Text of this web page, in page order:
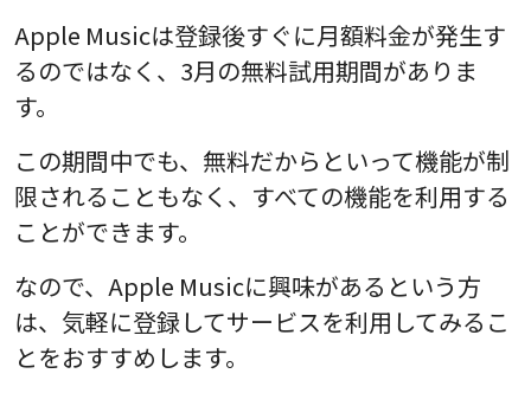
Apple Musicは登録後すぐに月額料金が発生す
るのではなく、3月の無料試用期間がありま
す。
この期間中でも、無料だからといって機能が制
限されることもなく、すべての機能を利用する
ことができます。
なので、Apple Musicに興味があるという方
は、気軽に登録してサービスを利用してみるこ
とをおすすめします。